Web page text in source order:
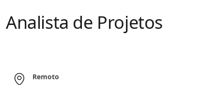
Analista de Projetos
Remoto